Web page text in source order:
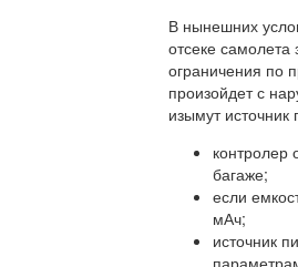
В нынешних
отсеке
ограничения по
произойдет с
изымут источник
контролер
багаже;
если
мАч;
источник